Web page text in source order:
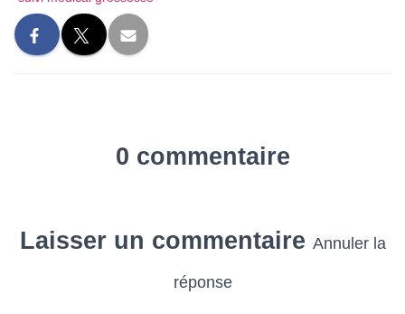
0 commentaire
Laisser un commentaire Annuler la
réponse